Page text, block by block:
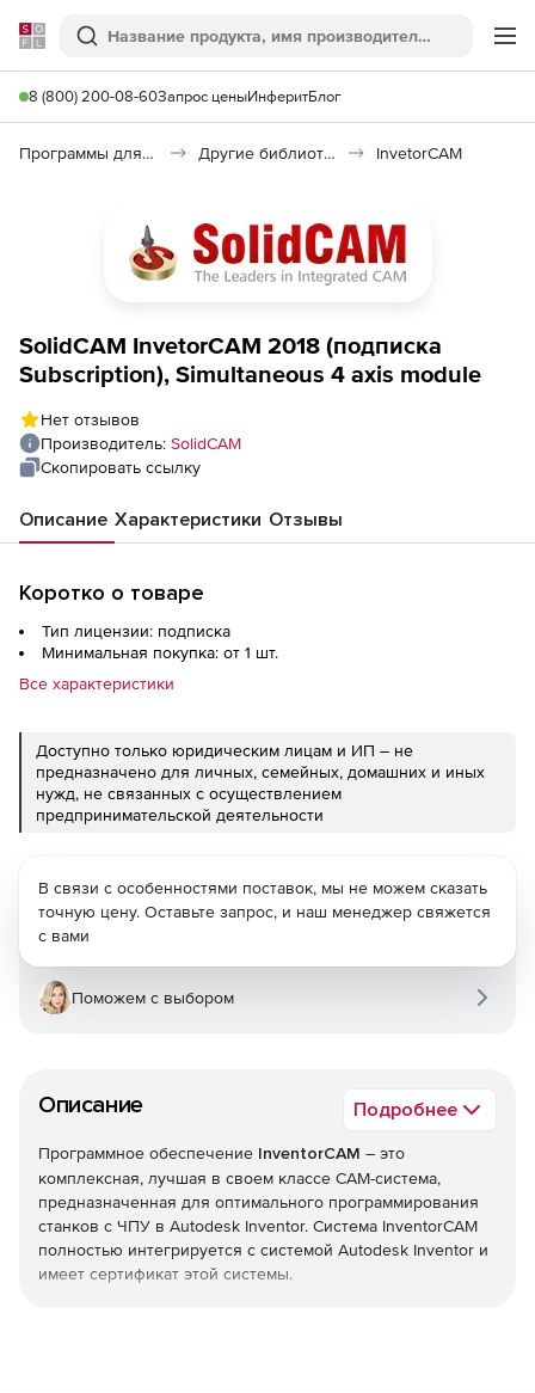
Softline
Поиск
8 (800) 200-08-60Запрос ценыИнферитБлог
Программы для программирования Другие библиотеки InvetorCAM
SolidCAM InvetorCAM 2018 (подписка
Subscription), Simultaneous 4 axis module
Нет отзывов
Производитель: SolidCAM
Скопировать ссылку
Описание Характеристики Отзывы
Коротко о товаре
Тип лицензии: подписка
Минимальная покупка: от 1 шт.
Все характеристики
Доступно только юридическим лицам и ИП – не
предназначено для личных, семейных, домашних и иных
нужд, не связанных с осуществлением
предпринимательской деятельности
Описание Подробнее
Программное обеспечение InventorCAM – это
комплексная, лучшая в своем классе CAM-система,
предназначенная для оптимального программирования
станков с ЧПУ в Autodesk Inventor. Система InventorCAM
полностью интегрируется с системой Autodesk Inventor и
имеет сертификат этой системы.
В связи с особенностями поставок, мы не можем сказать
точную цену. Оставьте запрос, и наш менеджер свяжется
с вами
Поможем с выбором